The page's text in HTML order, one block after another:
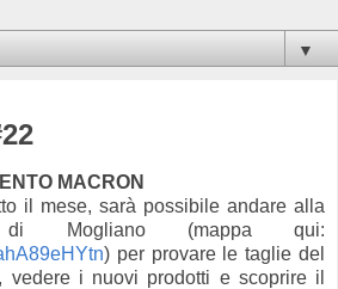
▼
MACRON
il mese, sarà possibile andare alla
Mogliano (mappa qui:
) per provare le taglie del
vedere i nuovi prodotti e scoprire il